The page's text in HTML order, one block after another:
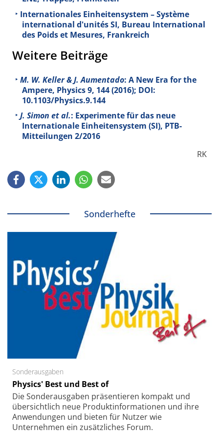
Internationales Einheitensystem – Système
international d'unités SI, Bureau International
des Poids et Mesures, Frankreich
Weitere Beiträge
M. W. Keller & J. Aumentado: A New Era for the
Ampere, Physics9, 144 (2016); DOI:
10.1103/Physics.9.144
J. Simon et al.: Experimente für das neue
Internationale Einheitensystem (SI), PTB-
Mitteilungen 2/2016
RK
Sonderhefte
Sonderausgaben
Physics' Best und Best of
Die Sonder­ausgaben präsentieren kompakt und
übersichtlich neue Produkt­informationen und ihre
Anwendungen und bieten für Nutzer wie
Unternehmen ein zusätzliches Forum.